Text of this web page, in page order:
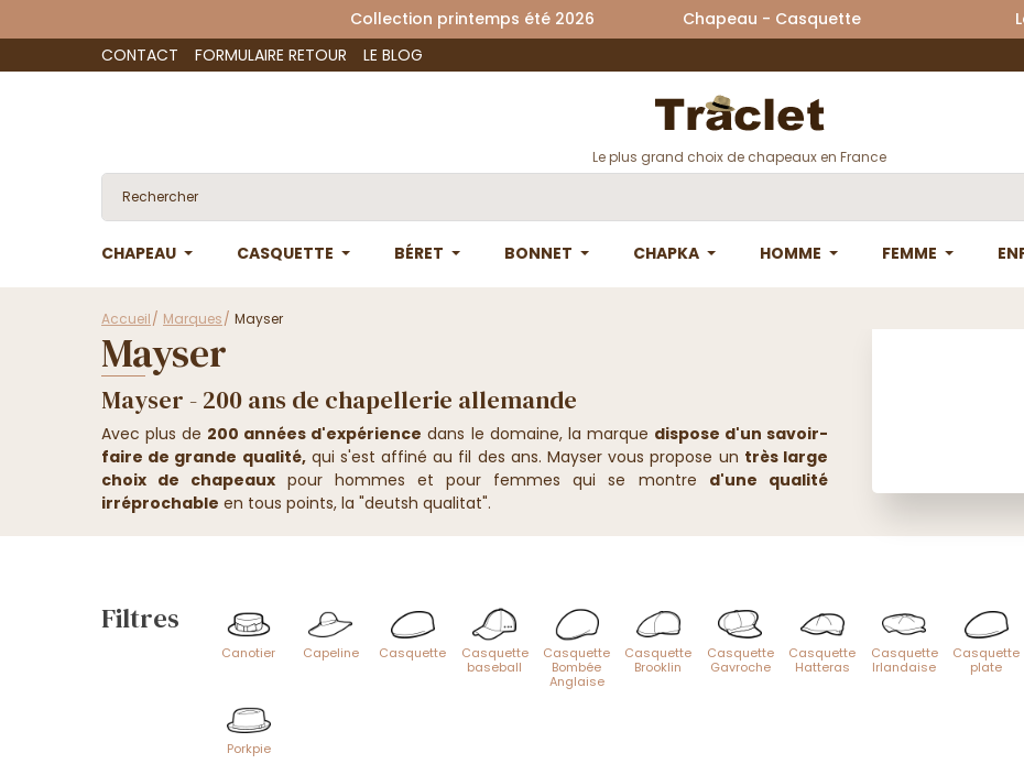
Collection printemps été 2026 Chapeau - Casquette La
CONTACT
FORMULAIRE RETOUR LE BLOG
Le plus grand choix de chapeaux en France
CHAPEAU CASQUETTE BÉRET BONNET CHAPKA HOMME FEMME
Accueil Marques Mayser
Mayser
Mayser - 200 ans de chapellerie allemande
Avec plus de 200 années d'expérience dans le domaine, la marque dispose d'un savoir-
faire de grande qualité,qui s'est affiné au fil des ans. Mayser vous propose un très large
choix de chapeaux pour hommes et pour femmes qui se montre d'une qualité
irréprochable en tous points, la "deutsh qualitat".
Filtres
Canotier Capeline Casquette
Casquette
baseball
Casquette
Bombée
Anglaise
Casquette
Brooklin
Casquette
Gavroche
Casquette
Hatteras
Casquette
Irlandaise
Casquette
plate
Porkpie